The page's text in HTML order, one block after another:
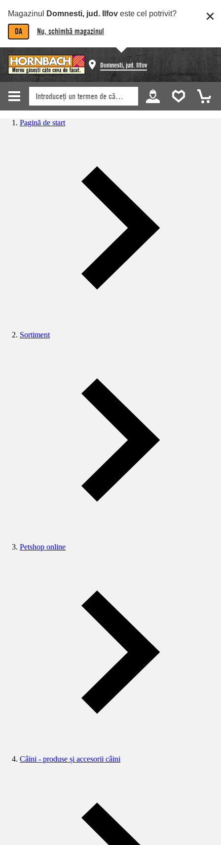
Magazinul Domnesti, jud. Ilfov este cel potrivit?
DA Nu, schimbă magazinul
Domnesti, jud. Ilfov
Pagină de start
Sortiment
Petshop online
Câini - produse și accesorii câini